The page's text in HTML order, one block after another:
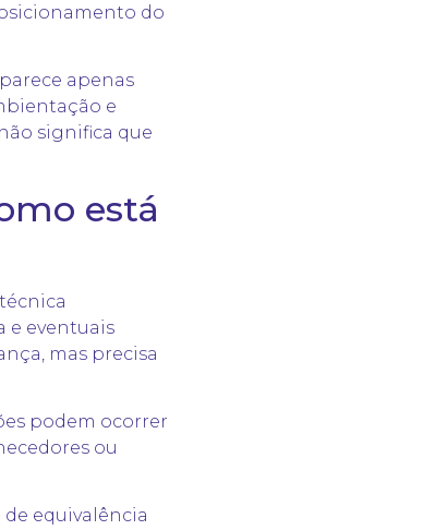
do
apenas
e
significa que
está
e eventuais
mas precisa
podem ocorrer
ou
equivalência